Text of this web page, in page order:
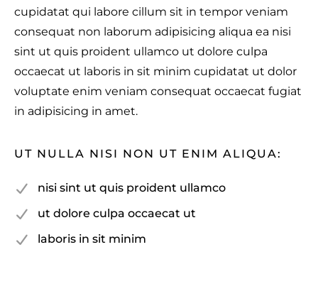
cupidatat qui labore cillum sit in tempor veniam
consequat non laborum adipisicing aliqua ea nisi
sint ut quis proident ullamco ut dolore culpa
occaecat ut laboris in sit minim cupidatat ut dolor
voluptate enim veniam consequat occaecat fugiat
in adipisicing in amet.
UT NULLA NISI NON UT ENIM ALIQUA:
nisi sint ut quis proident ullamco
ut dolore culpa occaecat ut
laboris in sit minim